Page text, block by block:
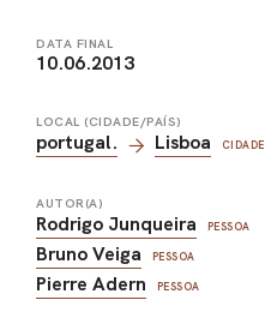
DATA FINAL
10.06.2013
LOCAL (CIDADE/PAÍS)
portugal. Lisboa CIDADE
AUTOR(A)
Rodrigo Junqueira PESSOA
Bruno Veiga PESSOA
Pierre Adern PESSOA